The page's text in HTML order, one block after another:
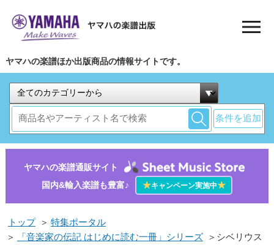
ヤマハの楽譜ほか出版商品の情報サイトです。
条件を追加
ヤマハの楽譜通販サイト
国内&輸入楽譜も豊富♪
★キャンペーン実施中★
トップ ＞ 特集ポータル
＞
「音楽家の伝記 はじめに読む一冊」シリーズ ＞シベリウス